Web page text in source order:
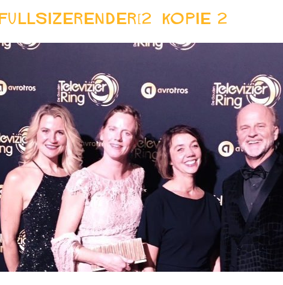
FullSizeRender[2] kopie 2